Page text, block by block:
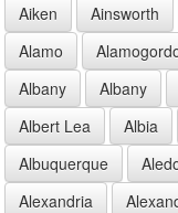
Aiken
Ainsworth
Alamo
Albany
Albany
Albert Lea
Albia
Albuquerque
Alexandria